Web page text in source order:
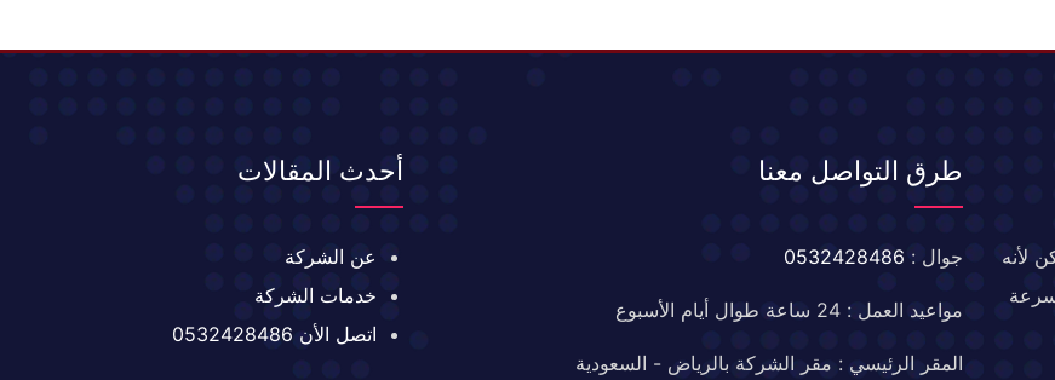
لأنه
طرق التواصل معنا
جوال : 0532428486
مواعيد العمل : 24 ساعة طوال أيام الأسبوع
المقر الرئيسي : مقر الشركة بالرياض - السعودية
أحدث المقالات
عن الشركة
خدمات الشركة
اتصل الأن 0532428486